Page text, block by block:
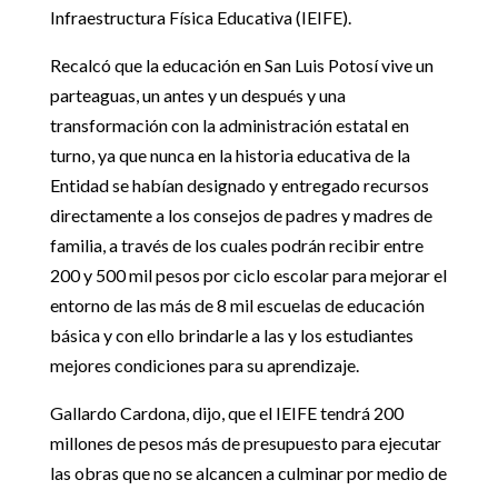
Infraestructura Física Educativa (IEIFE).
Recalcó que la educación en San Luis Potosí vive un
parteaguas, un antes y un después y una
transformación con la administración estatal en
turno, ya que nunca en la historia educativa de la
Entidad se habían designado y entregado recursos
directamente a los consejos de padres y madres de
familia, a través de los cuales podrán recibir entre
200 y 500 mil pesos por ciclo escolar para mejorar el
entorno de las más de 8 mil escuelas de educación
básica y con ello brindarle a las y los estudiantes
mejores condiciones para su aprendizaje.
Gallardo Cardona, dijo, que el IEIFE tendrá 200
millones de pesos más de presupuesto para ejecutar
las obras que no se alcancen a culminar por medio de